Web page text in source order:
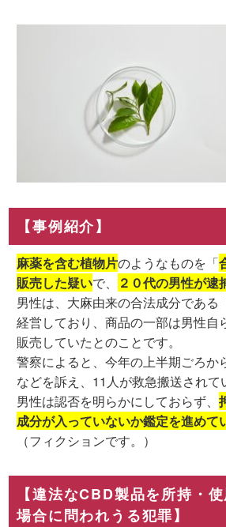
【事例紹介】
麻薬を含む植物片のようなものを「
販売した疑いで、 ２０代の男性が逮
男性は、大麻由来の合法成分である
経営しており、商品の一部は男性自
販売していたとのことです。
警察によると、今年の上半期ごろか
などを訴え、11人が救急搬送されて
男性は認否を明らかにしておらず、
成分が入っていないか鑑定を進めて
（フィクションです。）
【違法なCBD製品を所持・
場合に問われうる犯罪】